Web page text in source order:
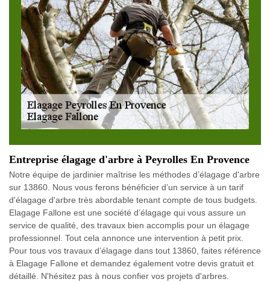
Entreprise élagage d'arbre à Peyrolles En Provence
Notre équipe de jardinier maîtrise les méthodes d’élagage d'arbre
sur 13860. Nous vous ferons bénéficier d’un service à un tarif
d'élagage d'arbre très abordable tenant compte de tous budgets.
Elagage Fallone est une société d’élagage qui vous assure un
service de qualité, des travaux bien accomplis pour un élagage
professionnel. Tout cela annonce une intervention à petit prix.
Pour tous vos travaux d’élagage dans tout 13860, faites référence
à Elagage Fallone et demandez également votre devis gratuit et
détaillé. N'hésitez pas à nous confier vos projets d'arbres.